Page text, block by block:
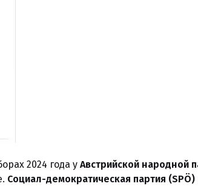
2024 года у Австрийской народной
Социал-демократическая партия (SPÖ)